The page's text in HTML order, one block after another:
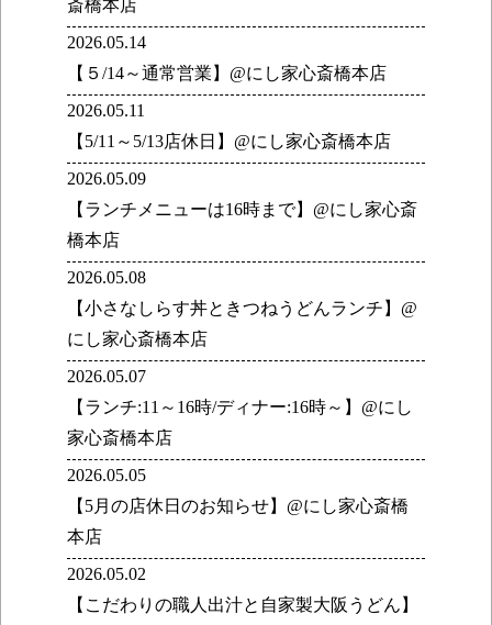
斎橋本店
2026.05.14
【５/14～通常営業】@にし家心斎橋本店
2026.05.11
【5/11～5/13店休日】@にし家心斎橋本店
2026.05.09
【ランチメニューは16時まで】@にし家心斎
橋本店
2026.05.08
【小さなしらす丼ときつねうどんランチ】@
にし家心斎橋本店
2026.05.07
【ランチ:11～16時/ディナー:16時～】@にし
家心斎橋本店
2026.05.05
【5月の店休日のお知らせ】@にし家心斎橋
本店
2026.05.02
【こだわりの職人出汁と自家製大阪うどん】